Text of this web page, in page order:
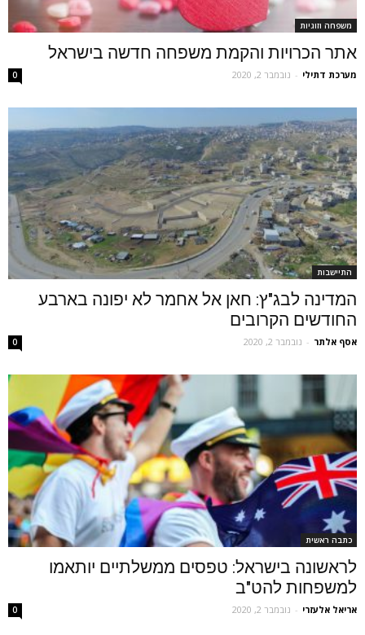
משפחה וזוגיות
אתר הכרויות והקמת משפחה חדשה בישראל
מערכת דתילי - נובמבר 2, 2020 0
התיישבות
המדינה לבג"ץ: חאן אל אחמר לא יפונה בארבע
החודשים הקרובים
אסף אלתר - נובמבר 2, 2020 0
כתבה ראשית
לראשונה בישראל: טפסים ממשלתיים יותאמו
למשפחות להט"ב
אריאל אלעזרי - נובמבר 2, 2020 0